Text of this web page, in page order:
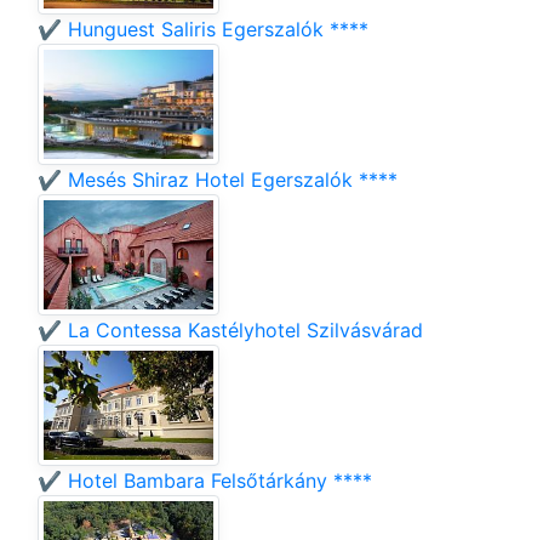
✔️ Hunguest Saliris Egerszalók ****
✔️ Mesés Shiraz Hotel Egerszalók ****
✔️ La Contessa Kastélyhotel Szilvásvárad
✔️ Hotel Bambara Felsőtárkány ****